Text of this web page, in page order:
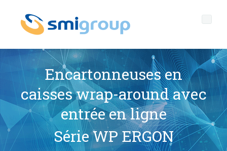
Profil
Qui sommes nous
Données clef
Governance
Gouvernement d'entreprise
Durabilité
Encartonneuses en
caisses wrap-around avec
entrée en ligne
Série WP ERGON